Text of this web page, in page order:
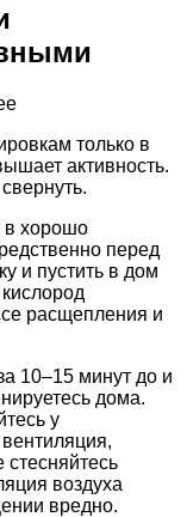
только в
активность.
в хорошо
перед
и пустить в дом
расщепления и
10–15 минут до и
дома.
у
воздуха
вредно.